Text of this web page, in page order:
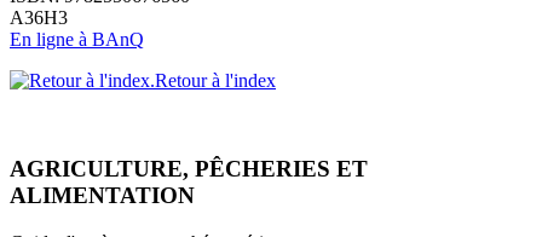
A36H3
En ligne à BAnQ
Retour à l'index
AGRICULTURE, PÊCHERIES ET
ALIMENTATION